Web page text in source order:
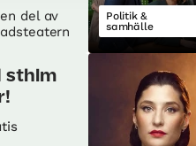
del av
Politik &
samhälle
sthlm